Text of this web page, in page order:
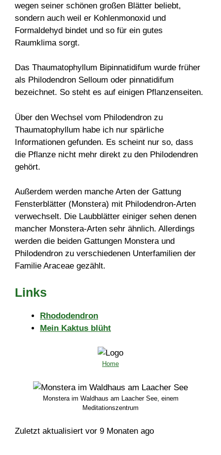
wegen seiner schönen großen Blätter beliebt,
sondern auch weil er Kohlenmonoxid und
Formaldehyd bindet und so für ein gutes
Raumklima sorgt.
Das Thaumatophyllum Bipinnatidifum wurde früher
als Philodendron Selloum oder pinnatidifum
bezeichnet. So steht es auf einigen Pflanzenseiten.
Über den Wechsel vom Philodendron zu
Thaumatophyllum habe ich nur spärliche
Informationen gefunden. Es scheint nur so, dass
die Pflanze nicht mehr direkt zu den Philodendren
gehört.
Außerdem werden manche Arten der Gattung
Fensterblätter (Monstera) mit Philodendron-Arten
verwechselt. Die Laubblätter einiger sehen denen
mancher Monstera-Arten sehr ähnlich. Allerdings
werden die beiden Gattungen Monstera und
Philodendron zu verschiedenen Unterfamilien der
Familie Araceae gezählt.
Links
Rhododendron
Mein Kaktus blüht
Home
Monstera im Waldhaus am Laacher See, einem
Meditationszentrum
Zuletzt aktualisiert vor 9 Monaten ago